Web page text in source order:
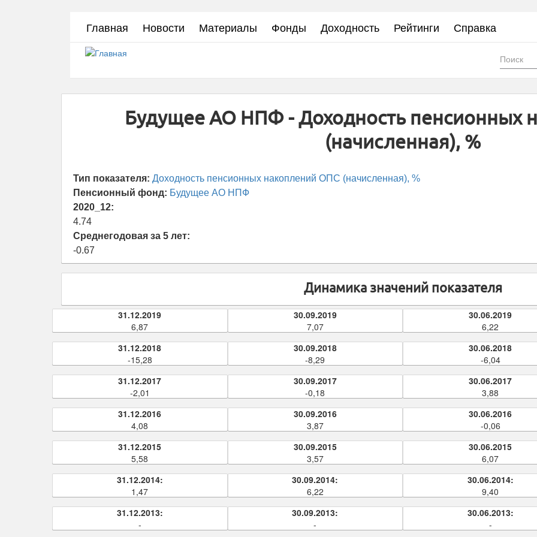
Главная Новости Материалы Фонды Доходность Рейтинги Справка
Будущее АО НПФ - Доходность пенсионных
(начисленная), %
Тип показателя: Доходность пенсионных накоплений ОПС (начисленная), %
Пенсионный фонд: Будущее АО НПФ
2020_12:
4.74
Среднегодовая за 5 лет:
-0.67
Динамика значений показателя
31.12.2019
6,87
30.09.2019
7,07
30.06.2019
6,22
31.12.2018
-15,28
30.09.2018
-8,29
30.06.2018
-6,04
31.12.2017
-2,01
30.09.2017
-0,18
30.06.2017
3,88
31.12.2016
4,08
30.09.2016
3,87
30.06.2016
-0,06
31.12.2015
5,58
30.09.2015
3,57
30.06.2015
6,07
31.12.2014:
1,47
30.09.2014:
6,22
30.06.2014:
9,40
31.12.2013:
-
30.09.2013:
-
30.06.2013:
-